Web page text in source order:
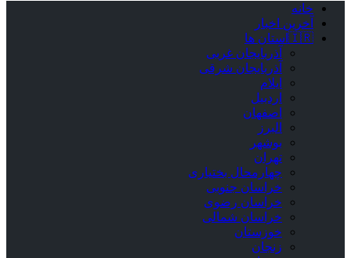
خانه
آخرین اخبار
🇮🇷استان ‌ها
آذربایجان غربی
آذربایجان شرقی
ایلام
اردبیل
اصفهان
البرز
بوشهر
تهران
چهارمحال بختیاری
خراسان جنوبی
خراسان رضوی
خراسان شمالی
خوزستان
زنجان